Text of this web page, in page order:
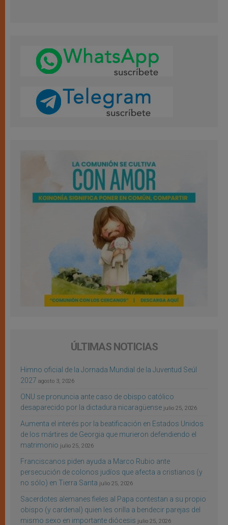
ÚLTIMAS NOTICIAS
Himno oficial de la Jornada Mundial de la Juventud Seúl
2027 agosto 3, 2026
ONU se pronuncia ante caso de obispo católico
desaparecido por la dictadura nicaragüense julio 25, 2026
Aumenta el interés por la beatificación en Estados Unidos
de los mártires de Georgia que murieron defendiendo el
matrimonio julio 25, 2026
Franciscanos piden ayuda a Marco Rubio ante
persecución de colonos judíos que afecta a cristianos (y
no sólo) en Tierra Santa julio 25, 2026
Sacerdotes alemanes fieles al Papa contestan a su propio
obispo (y cardenal) quien les orilla a bendecir parejas del
mismo sexo en importante diócesis julio 25, 2026